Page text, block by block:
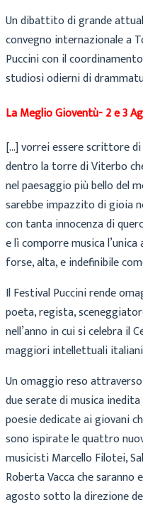
Un dibattito di grande
convegno internazionale a
Puccini con il
studiosi odierni di
La Meglio Gioventù- 2 e 3
[…] vorrei essere scrittore
dentro la torre di Viterbo
nel paesaggio più bello del
sarebbe impazzito di gioia
con tanta innocenza di
e lì comporre musica
forse, alta, e indefinibile
Il Festival Puccini rende
poeta, regista,
nell’anno in cui si celebra il
maggiori intellettuali
Un omaggio reso
due serate di musica
poesie dedicate ai giovani
sono ispirate le quattro
musicisti Marcello Filotei,
Roberta Vacca che
agosto sotto la direzione